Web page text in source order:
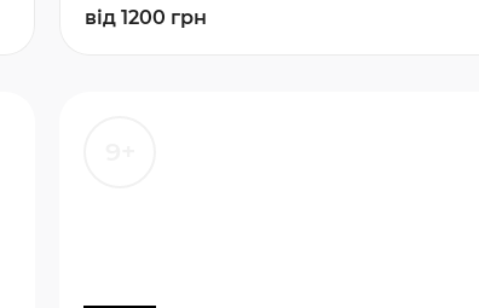
від 1200 грн